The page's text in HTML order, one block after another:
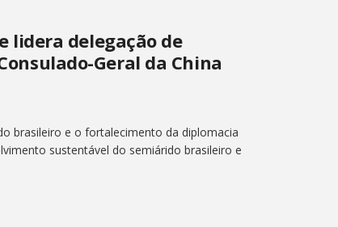
lidera delegação de
Geral da China
brasileiro e o fortalecimento da diplomacia
sustentável do semiárido brasileiro e